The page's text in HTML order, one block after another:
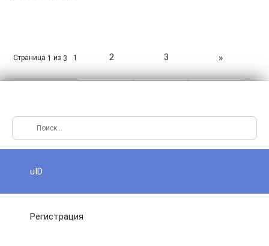
Страница 1 из 3 1 2 3 »
uID
Регистрация